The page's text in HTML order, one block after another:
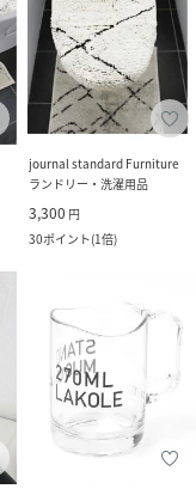
journal standard Furniture
ランドリー・洗濯用品
3,300 円
30ポイント(1倍)